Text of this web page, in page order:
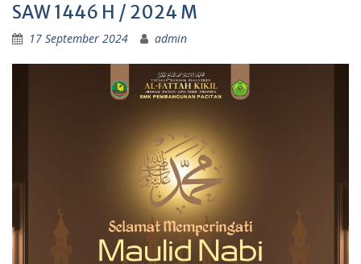
SAW 1446 H / 2024 M
17 September 2024 admin